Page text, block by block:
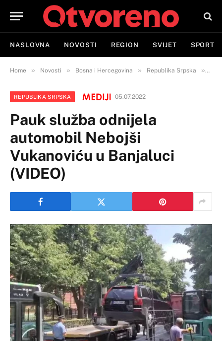
NASLOVNA NOVOSTI REGION SVIJET SPORT
Home » Novosti » Bosna i Hercegovina » Republika Srpska »
REPUBLIKA SRPSKA 05.07.2022
Pauk služba odnijela
automobil Nebojši
Vukanoviću u Banjaluci
(VIDEO)